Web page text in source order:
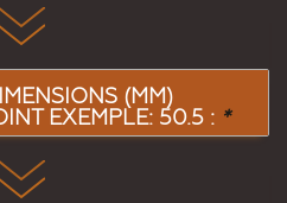
(MM)
EXEMPLE: 50.5 : *